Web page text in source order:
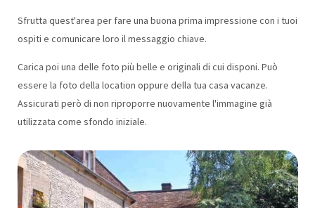
Sfrutta quest'area per fare una buona prima impressione con i tuoi
ospiti e comunicare loro il messaggio chiave.
Carica poi una delle foto più belle e originali di cui disponi. Può
essere la foto della location oppure della tua casa vacanze.
Assicurati però di non riproporre nuovamente l'immagine già
utilizzata come sfondo iniziale.